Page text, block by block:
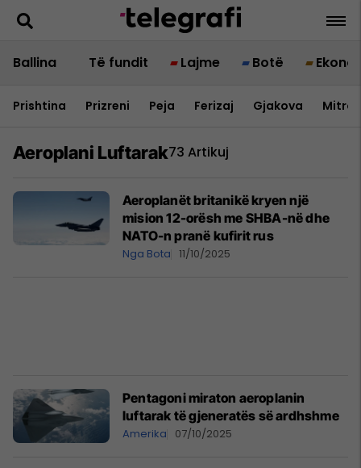
Ballina Të fundit Lajme Botë
Prishtina Prizreni Peja Ferizaj Gjakova
Aeroplani Luftarak73 Artikuj
Aeroplanët britanikë kryen një
mision 12-orësh me SHBA-në dhe
NATO-n pranë kufirit rus
Nga Bota 11/10/2025
Pentagoni miraton aeroplanin
luftarak të gjeneratës së ardhshme
Amerika 07/10/2025